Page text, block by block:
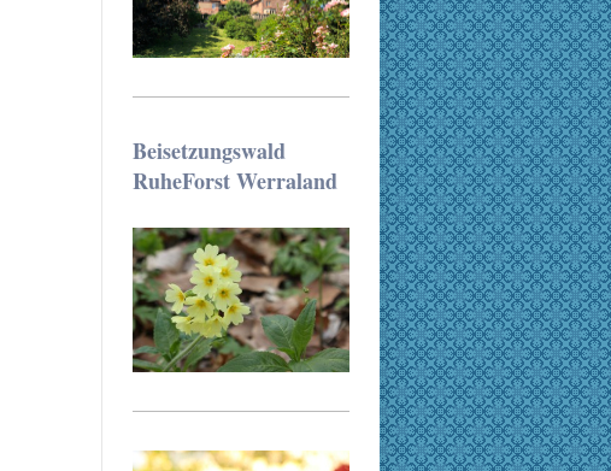
Beisetzungswald
RuheForst Werraland